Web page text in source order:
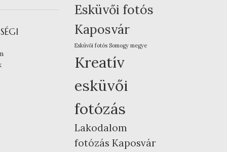
Esküvői fotós
Kaposvár
Esküvői fotós Somogy megye
Kreatív
esküvői
fotózás
Lakodalom
fotózás Kaposvár